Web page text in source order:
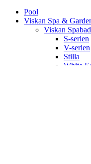
Pool
Viskan Spa &
Viskan Spabad
S-serien
V-serien
Stilla
White